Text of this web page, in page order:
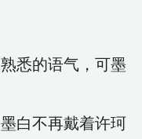
悉的语气，可墨
白不再戴着许珂